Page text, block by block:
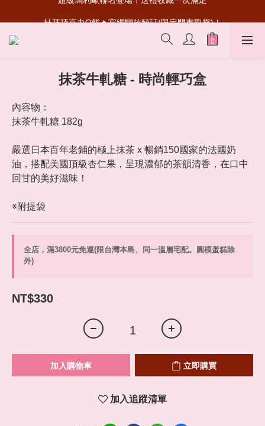
杜拜巧克力Q餅🔥官網開放預訂(限定門市取貨)！
首次加入會員💰送50元購物金
抹茶牛軋糖 - 時尚輕巧盒
內容物：
抹茶牛軋糖 182g
嚴選日本百年老鋪的極上抹茶 x 暢銷150國家的法國奶
油，搭配美國頂級杏仁果，呈現濃郁的茶韻清香，在口中
回甘的美好滋味！
※附提袋
全店，滿3800元免運(限台灣本島、同一溫層宅配。圓模蛋糕除
外)
NT$330
加入購物車 立即購買
加入追蹤清單